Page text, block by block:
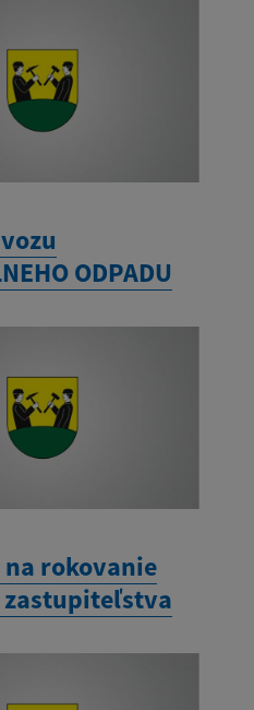
ODPADU
na rokovanie
zastupiteľstva